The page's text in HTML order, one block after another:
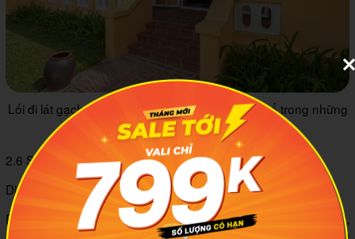
Lối đi lát gạch đỏ nâu gợi nhớ những ngôi nhà cổ trong những
thước phim đã xưa
2.6 Suite
Diện tích: 63m2
Phòng Suite cũng không ngoại lệ với một kiến trúc hiện đại,